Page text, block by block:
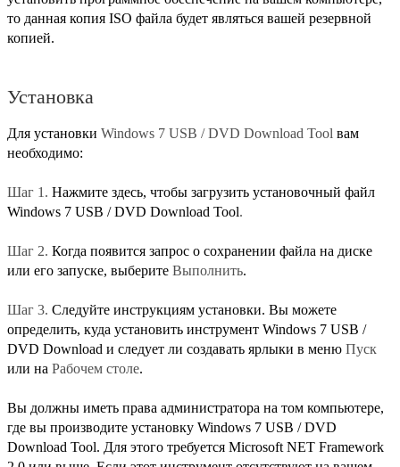
то данная копия ISO файла будет являться вашей резервной
копией.
Установка
Для установки Windows 7 USB / DVD Download Tool вам
необходимо:
Шаг 1. Нажмите здесь, чтобы загрузить установочный файл
Windows 7 USB / DVD Download Tool.
Шаг 2. Когда появится запрос о сохранении файла на диске
или его запуске, выберите Выполнить.
Шаг 3. Следуйте инструкциям установки. Вы можете
определить, куда установить инструмент Windows 7 USB /
DVD Download и следует ли создавать ярлыки в меню Пуск
или на Рабочем столе.
Вы должны иметь права администратора на том компьютере,
где вы производите установку Windows 7 USB / DVD
Download Tool. Для этого требуется Microsoft NET Framework